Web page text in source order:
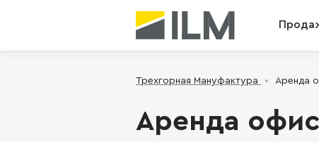
Трехгорная Мануфактура Аренда
Аренда